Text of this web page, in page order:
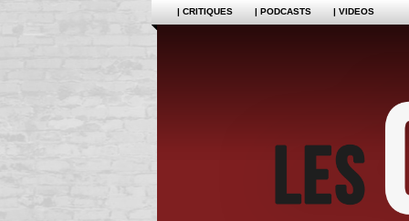
| CRITIQUES | PODCASTS | VIDEOS